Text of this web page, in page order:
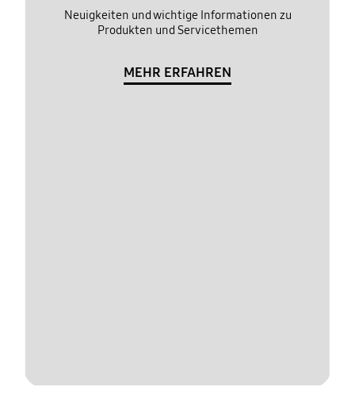
Neuigkeiten und wichtige Informationen zu
Produkten und Servicethemen
MEHR ERFAHREN